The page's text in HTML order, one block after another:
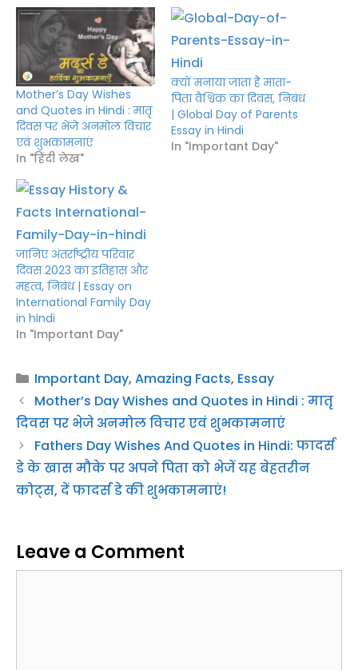
Mother’s Day Wishes
and Quotes in Hindi : मातृ
दिवस पर भेजे अनमोल विचार
एवं शुभकामनाएं
In "हिंदी लेख"
क्यों मनाया जाता है माता-
पिता वैश्विक का दिवस, निबंध
| Global Day of Parents
Essay in Hindi
In "Important Day"
जानिए अंतर्राष्ट्रीय परिवार
दिवस 2023 का इतिहास और
महत्व, निबंध | Essay on
International Family Day
in hindi
In "Important Day"
Categories
Important Day, Amazing Facts, Essay
Mother’s Day Wishes and Quotes in Hindi : मातृ
दिवस पर भेजे अनमोल विचार एवं शुभकामनाएं
Fathers Day Wishes And Quotes in Hindi: फादर्स
डे के खास मौके पर अपने पिता को भेजें यह बेहतरीन
कोट्स, दें फादर्स डे की शुभकामनाएं!
Leave a Comment